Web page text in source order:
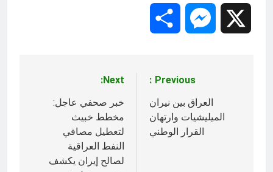
Messenger
المقالات
Previous:
العراق بين نيران
الميليشيات وارتهان
القرار الوطني
Next:
خبر صحفي عاجل:
مخطط خبيث
لتعطيل مصافي
النفط العراقية
لصالح إيران يكشف